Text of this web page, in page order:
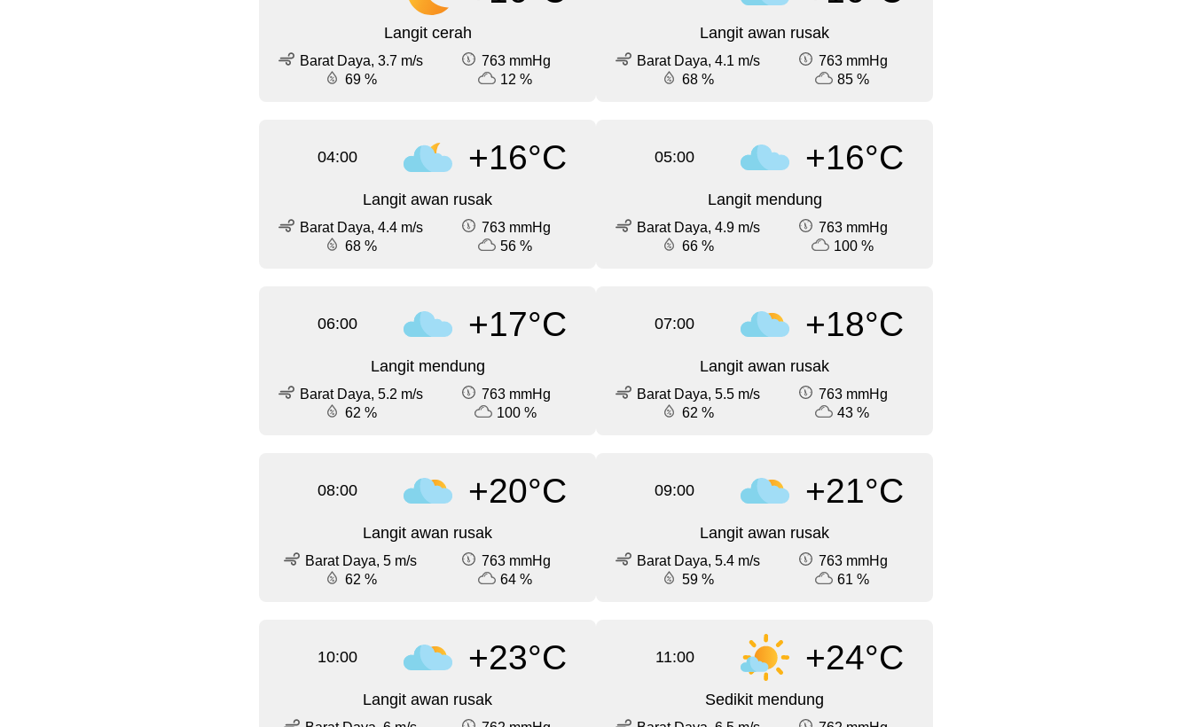
Langit cerah
Barat Daya, 3.7 m/s
763 mmHg
69 %
12 %
Langit awan rusak
Barat Daya, 4.1 m/s
763 mmHg
68 %
85 %
04:00 +16°C
Langit awan rusak
Barat Daya, 4.4 m/s
763 mmHg
68 %
56 %
05:00 +16°C
Langit mendung
Barat Daya, 4.9 m/s
763 mmHg
66 %
100 %
06:00 +17°C
Langit mendung
Barat Daya, 5.2 m/s
763 mmHg
62 %
100 %
07:00 +18°C
Langit awan rusak
Barat Daya, 5.5 m/s
763 mmHg
62 %
43 %
08:00 +20°C
Langit awan rusak
Barat Daya, 5 m/s
763 mmHg
62 %
64 %
09:00 +21°C
Langit awan rusak
Barat Daya, 5.4 m/s
763 mmHg
59 %
61 %
10:00 +23°C
Langit awan rusak
11:00 +24°C
Sedikit mendung